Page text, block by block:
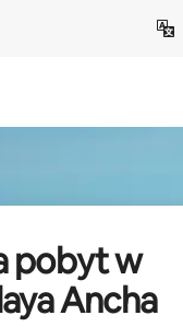
pobyt w
Ancha